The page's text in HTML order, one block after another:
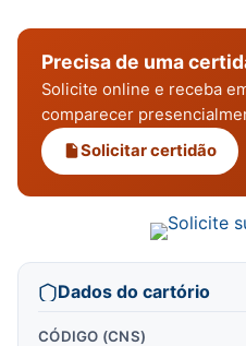
Precisa de uma
Solicite online e receba
comparecer
Solicitar certidão
Dados do cartório
CÓDIGO (CNS)